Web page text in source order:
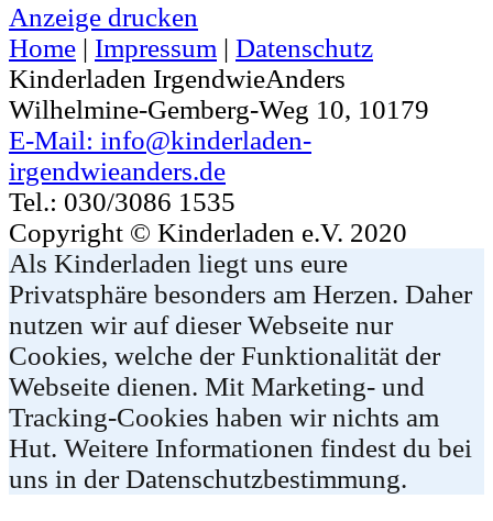
Anzeige drucken
Home | Impressum | Datenschutz
Kinderladen IrgendwieAnders
Wilhelmine-Gemberg-Weg 10, 10179
E-Mail: info@kinderladen-
irgendwieanders.de
Tel.: 030/3086 1535
Copyright © Kinderladen e.V. 2020
Als Kinderladen liegt uns eure
Privatsphäre besonders am Herzen. Daher
nutzen wir auf dieser Webseite nur
Cookies, welche der Funktionalität der
Webseite dienen. Mit Marketing- und
Tracking-Cookies haben wir nichts am
Hut. Weitere Informationen findest du bei
uns in der Datenschutzbestimmung.